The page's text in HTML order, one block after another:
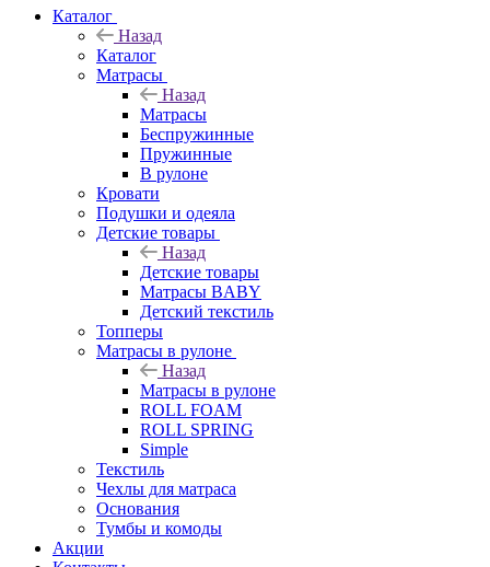
Каталог
Назад
Каталог
Матрасы
Назад
Матрасы
Беспружинные
Пружинные
В рулоне
Кровати
Подушки и одеяла
Детские товары
Назад
Детские товары
Матрасы BABY
Детский текстиль
Топперы
Матрасы в рулоне
Назад
Матрасы в рулоне
ROLL FOAM
ROLL SPRING
Simple
Текстиль
Чехлы для матраса
Основания
Тумбы и комоды
Акции